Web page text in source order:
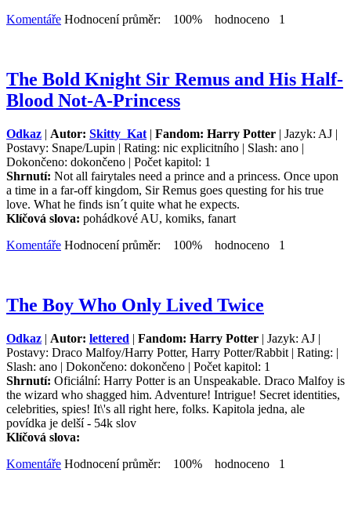
Komentáře Hodnocení průměr: 100% hodnoceno 1
The Bold Knight Sir Remus and His Half-
Blood Not-A-Princess
Odkaz | Autor: Skitty_Kat | Fandom: Harry Potter | Jazyk: AJ |
Postavy: Snape/Lupin | Rating: nic explicitního | Slash: ano |
Dokončeno: dokončeno | Počet kapitol: 1
Shrnutí: Not all fairytales need a prince and a princess. Once upon
a time in a far-off kingdom, Sir Remus goes questing for his true
love. What he finds isn´t quite what he expects.
Klíčová slova: pohádkové AU, komiks, fanart
Komentáře Hodnocení průměr: 100% hodnoceno 1
The Boy Who Only Lived Twice
Odkaz | Autor: lettered | Fandom: Harry Potter | Jazyk: AJ |
Postavy: Draco Malfoy/Harry Potter, Harry Potter/Rabbit | Rating: |
Slash: ano | Dokončeno: dokončeno | Počet kapitol: 1
Shrnutí: Oficiální: Harry Potter is an Unspeakable. Draco Malfoy is
the wizard who shagged him. Adventure! Intrigue! Secret identities,
celebrities, spies! It\'s all right here, folks. Kapitola jedna, ale
povídka je delší - 54k slov
Klíčová slova:
Komentáře Hodnocení průměr: 100% hodnoceno 1